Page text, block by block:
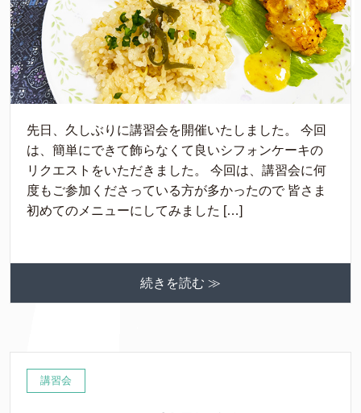
先日、久しぶりに講習会を開催いたしました。 今回
は、簡単にできて飾らなくて良いシフォンケーキの
リクエストをいただきました。 今回は、講習会に何
度もご参加くださっている方が多かったので 皆さま
初めてのメニューにしてみました […]
続きを読む ≫
講習会